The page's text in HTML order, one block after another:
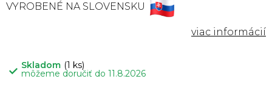
Skladom (1 ks)
môžeme doručiť do 11.8.2026
VYROBENÉ NA SLOVENSKU